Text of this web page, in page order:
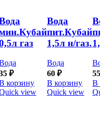
газ
₽
корзину
view
Вода
пит.Кубай
1,5л н/газ.
Вода
60 ₽
В корзину
Quick view
55
В